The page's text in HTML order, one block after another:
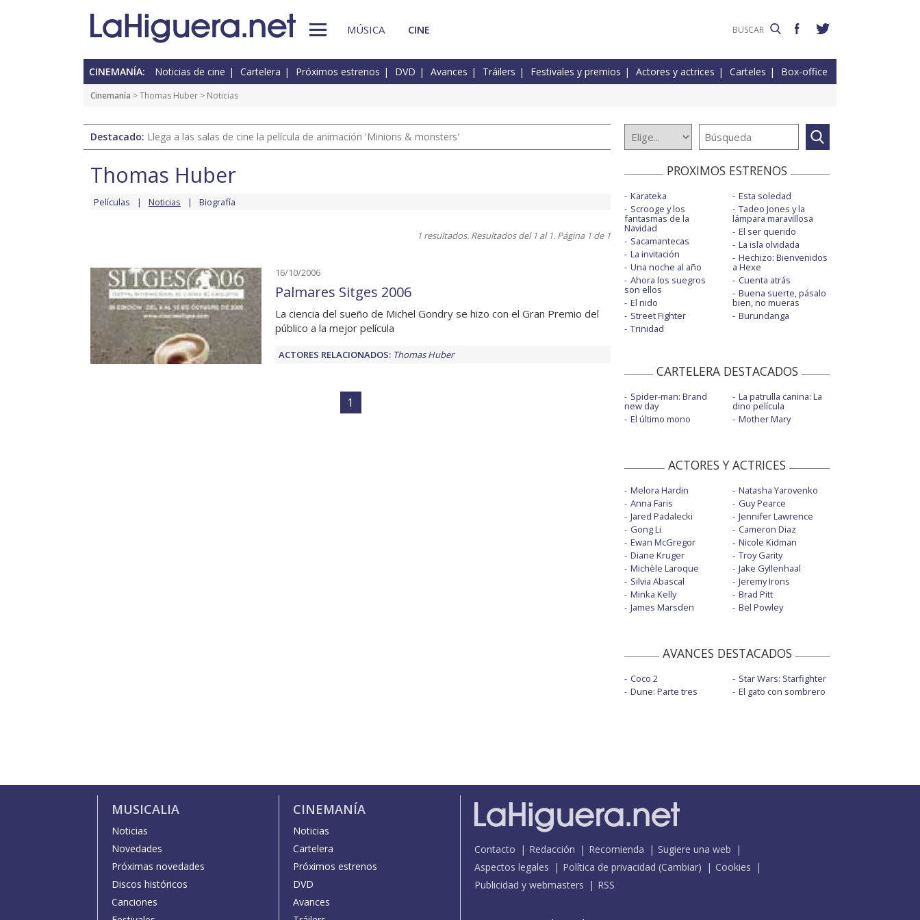
MÚSICA CINE
CINEMANÍA: Noticias de cine Cartelera Próximos estrenos DVD Avances Tráilers Festivales y premios Actores y actrices Carteles Box-office
Cinemanía >Thomas Huber > Noticias
Destacado: Llega a las salas de cine la película de animación 'Minions & monsters'
Thomas Huber
Películas Noticias Biografía
1 resultados. Resultados del 1 al 1. Página 1 de 1
16/10/2006
Palmares Sitges 2006
La ciencia del sueño de Michel Gondry se hizo con el Gran Premio del
público a la mejor película
ACTORES RELACIONADOS: Thomas Huber
1
PROXIMOS ESTRENOS
Karateka
Scrooge y los
fantasmas de la
Navidad
Sacamantecas
La invitación
Una noche al año
Ahora los suegros
son ellos
El nido
Street Fighter
Trinidad
Esta soledad
Tadeo Jones y la
lámpara maravillosa
El ser querido
La isla olvidada
Hechizo: Bienvenidos
a Hexe
Cuenta atrás
Buena suerte, pásalo
bien, no mueras
Burundanga
CARTELERA DESTACADOS
Spider-man: Brand
new day
El último mono
La patrulla canina: La
dino película
Mother Mary
ACTORES Y ACTRICES
Melora Hardin
Anna Faris
Jared Padalecki
Gong Li
Ewan McGregor
Diane Kruger
Michèle Laroque
Silvia Abascal
Minka Kelly
James Marsden
Natasha Yarovenko
Guy Pearce
Jennifer Lawrence
Cameron Diaz
Nicole Kidman
Troy Garity
Jake Gyllenhaal
Jeremy Irons
Brad Pitt
Bel Powley
AVANCES DESTACADOS
Coco 2
Dune: Parte tres
Star Wars: Starfighter
El gato con sombrero
MUSICALIA
Noticias
Novedades
Próximas novedades
Discos históricos
Canciones
CINEMANÍA
Noticias
Cartelera
Próximos estrenos
DVD
Avances
Contacto Redacción Recomienda
Sugiere una web
Aspectos legales
Política de privacidad (Cambiar)
Cookies
Publicidad y webmasters
RSS